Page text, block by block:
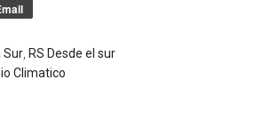
Sur, RS Desde el sur
Climatico